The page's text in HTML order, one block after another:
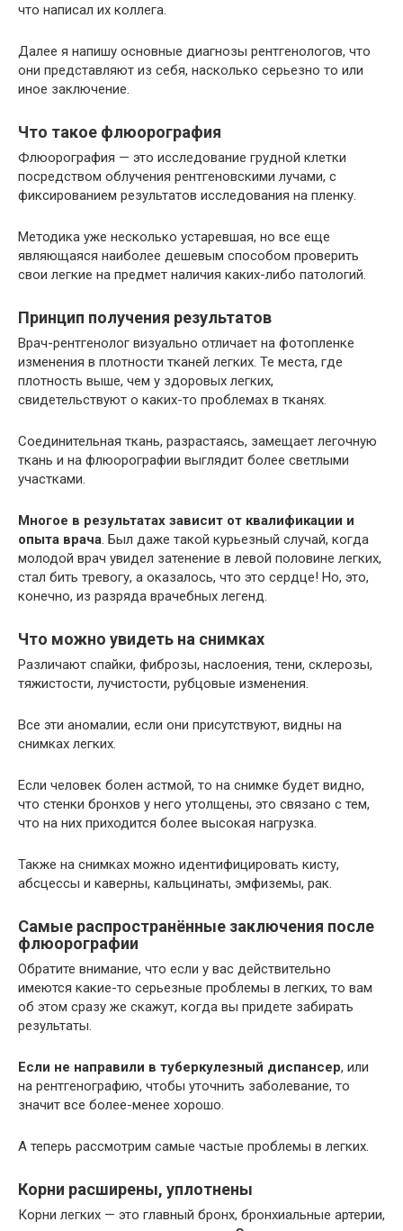
что написал их коллега.
Далее я напишу основные диагнозы рентгенологов, что
они представляют из себя, насколько серьезно то или
иное заключение.
Что такое флюорография
Флюорография — это исследование грудной клетки
посредством облучения рентгеновскими лучами, с
фиксированием результатов исследования на пленку.
Методика уже несколько устаревшая, но все еще
являющаяся наиболее дешевым способом проверить
свои легкие на предмет наличия каких-либо патологий.
Принцип получения результатов
Врач-рентгенолог визуально отличает на фотопленке
изменения в плотности тканей легких. Те места, где
плотность выше, чем у здоровых легких,
свидетельствуют о каких-то проблемах в тканях.
Соединительная ткань, разрастаясь, замещает легочную
ткань и на флюорографии выглядит более светлыми
участками.
Многое в результатах зависит от квалификации и
опыта врача. Был даже такой курьезный случай, когда
молодой врач увидел затенение в левой половине легких,
стал бить тревогу, а оказалось, что это сердце! Но, это,
конечно, из разряда врачебных легенд.
Что можно увидеть на снимках
Различают спайки, фиброзы, наслоения, тени, склерозы,
тяжистости, лучистости, рубцовые изменения.
Все эти аномалии, если они присутствуют, видны на
снимках легких.
Если человек болен астмой, то на снимке будет видно,
что стенки бронхов у него утолщены, это связано с тем,
что на них приходится более высокая нагрузка.
Также на снимках можно идентифицировать кисту,
абсцессы и каверны, кальцинаты, эмфиземы, рак.
Самые распространённые заключения после
флюорографии
Обратите внимание, что если у вас действительно
имеются какие-то серьезные проблемы в легких, то вам
об этом сразу же скажут, когда вы придете забирать
результаты.
Если не направили в туберкулезный диспансер, или
на рентгенографию, чтобы уточнить заболевание, то
значит все более-менее хорошо.
А теперь рассмотрим самые частые проблемы в легких.
Корни расширены, уплотнены
Корни легких — это главный бронх, бронхиальные артерии,